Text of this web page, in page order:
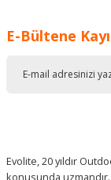
E-Bültene
Evolite, 20 yıldır
konusunda